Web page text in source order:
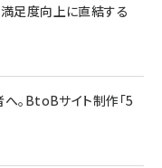
足度向上に直結する
。BtoBサイト制作「5